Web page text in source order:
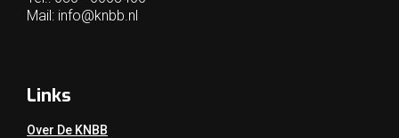
Mail: info@knbb.nl
Links
Over De KNBB